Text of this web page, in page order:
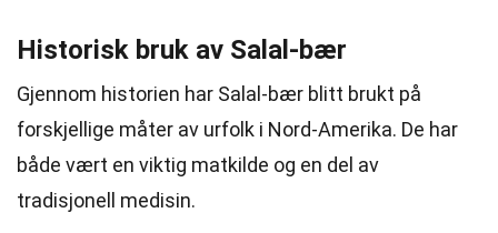
Historisk bruk av Salal-bær
Gjennom historien har Salal-bær blitt brukt på
forskjellige måter av urfolk i Nord-Amerika. De har
både vært en viktig matkilde og en del av
tradisjonell medisin.